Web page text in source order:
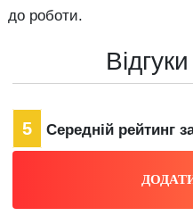
до роботи.
5 Середній рейтинг